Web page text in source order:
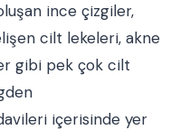
ince çizgiler,
cilt lekeleri, akne
gibi pek çok cilt
içerisinde yer